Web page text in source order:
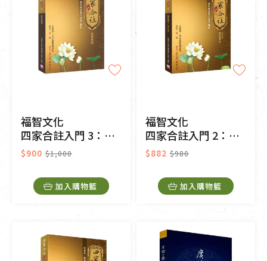
福智文化
四家合註入門 3：修習軌理
$900 $1,000
加入購物籃
福智文化
四家合註入門 2：親近善士
$882 $980
加入購物籃